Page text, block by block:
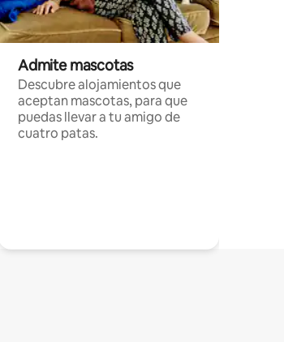
Admite mascotas
Descubre alojamientos que
aceptan mascotas, para que
puedas llevar a tu amigo de
cuatro patas.